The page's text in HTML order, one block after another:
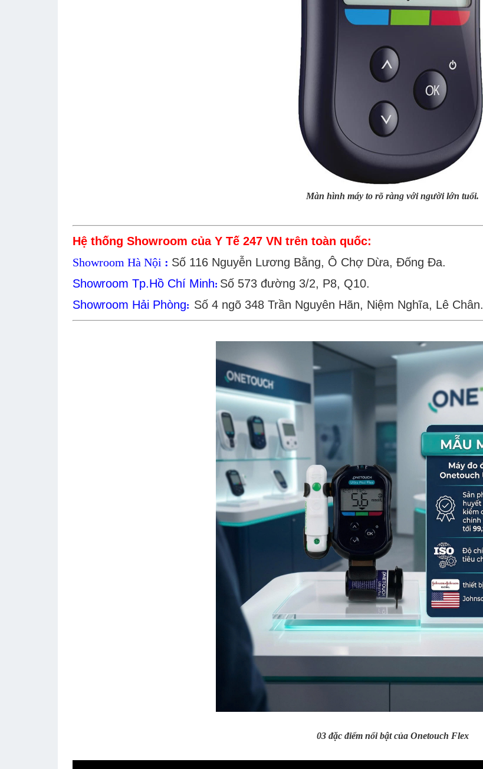
Màn hình máy to rõ ràng với người lớn tuổi.
Hệ thống Showroom của Y Tế 247 VN trên toàn quốc:
Showroom Hà Nội : Số 116 Nguyễn Lương Bằng, Ô Chợ Dừa, Đống Đa.
Showroom Tp.Hồ Chí Minh: Số 573 đường 3/2, P8, Q10.
Showroom Hải Phòng: Số 4 ngõ 348 Trần Nguyên Hãn, Niệm Nghĩa, Lê Chân.
03 đặc điểm nổi bật của Onetouch Flex